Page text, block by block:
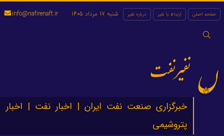
صفحه اصلی ارتباط با نفیر درباره نفیر
جستجو
شنبه 17 مرداد 1405 info@nafirenaft.ir
نفیرنفت
خبرگزاری صنعت نفت ایران | اخبار نفت | اخبار
پتروشیمی